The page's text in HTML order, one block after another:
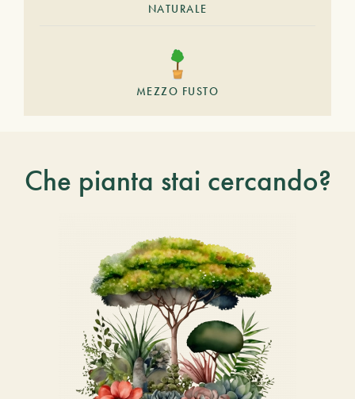
NATURALE
MEZZO FUSTO
Che pianta stai cercando?